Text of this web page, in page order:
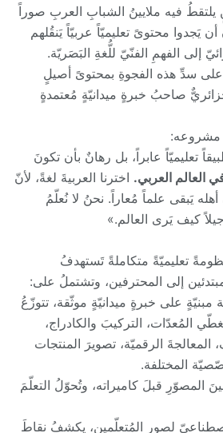
فيه ملايينُ الشبابِ العربِ صوراً
يَجدوا محتوىً تعليميّاً عربيّاً يَنقُلهم
إلى الفهمِ الفنّيّ للُّغةِ البَصَريّة.
سدِّ هذه الفجوةِ بمحتوىً أصيلٍ
صاحبُ خبرةٍ ميدانيّةٍ مُعتمدةٍ
مشروعه:
تعليميّاً عابراً، بل رهانٌ بأن تكونَ
العالم العربي. اخترنا العربيةَ لغةً، لأنّ
يَبقى علماً مُعاراً. نحنُ لا نُعلّمُ
كيف يَرى العالم.»
تعليميّةً متكاملةً تَستهدفُ
إلى المحترفين، وتشتملُ على:
على خبرةٍ ميدانيّةٍ موثّقة، تتوزّعُ
المُعدّات، التركيبَ والكادراج،
المعالجةَ الرقميّة، تصويرَ المنتجات
المختلفة.
المصوّرِ قبلَ كاميراته، وتُحوّلُ التعلّمَ
لصورِ المُتعلّمين، يكشفُ نقاطَ